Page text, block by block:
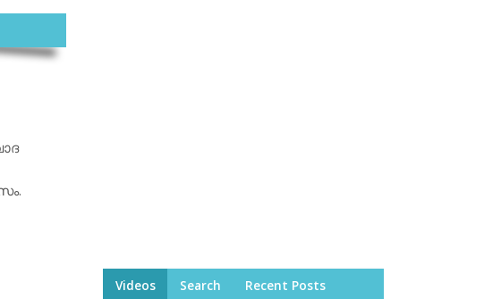
Videos Search Recent Posts